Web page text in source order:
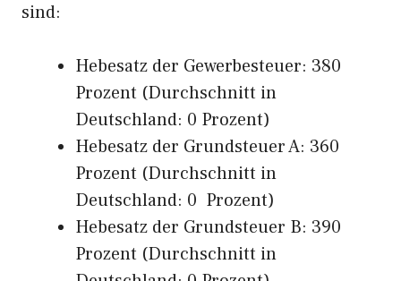
sind:
Hebesatz der Gewerbesteuer: 380
Prozent (Durchschnitt in
Deutschland: 0 Prozent)
Hebesatz der Grundsteuer A: 360
Prozent (Durchschnitt in
Deutschland: 0 Prozent)
Hebesatz der Grundsteuer B: 390
Prozent (Durchschnitt in